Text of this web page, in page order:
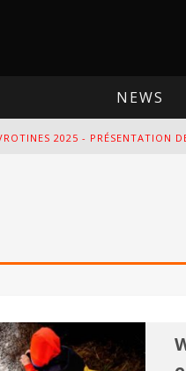
NEWS
2025 - PRÉSENTATION